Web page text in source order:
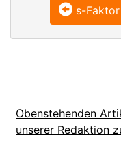
s-Faktor
Obenstehenden
unserer Redaktion